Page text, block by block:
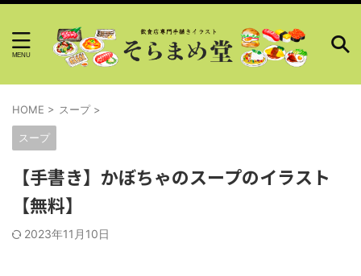
HOME > スープ >
スープ
【手書き】かぼちゃのスープのイラスト
【無料】
2023年11月10日